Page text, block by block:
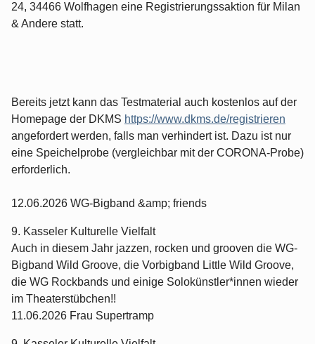
24, 34466 Wolfhagen eine Registrierungssaktion für Milan
& Andere statt.
Bereits jetzt kann das Testmaterial auch kostenlos auf der
Homepage der DKMS https://www.dkms.de/registrieren
angefordert werden, falls man verhindert ist. Dazu ist nur
eine Speichelprobe (vergleichbar mit der CORONA-Probe)
erforderlich.
12.06.2026 WG-Bigband &amp; friends
9. Kasseler Kulturelle Vielfalt
Auch in diesem Jahr jazzen, rocken und grooven die WG-
Bigband Wild Groove, die Vorbigband Little Wild Groove,
die WG Rockbands und einige Solokünstler*innen wieder
im Theaterstübchen!!
11.06.2026 Frau Supertramp